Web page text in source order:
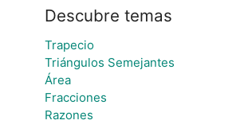
Descubre temas
Trapecio
Triángulos Semejantes
Área
Fracciones
Razones